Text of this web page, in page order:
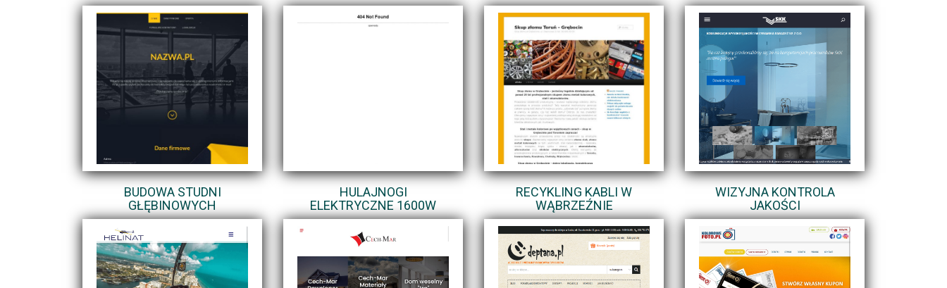
BUDOWA STUDNI
GŁĘBINOWYCH
HULAJNOGI
ELEKTRYCZNE 1600W
RECYKLING KABLI W
WĄBRZEŹNIE
WIZYJNA KONTROLA
JAKOŚCI